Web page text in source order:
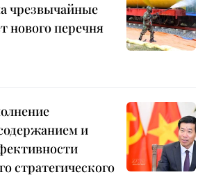
чрезвычайные
нового перечня
и
стратегического